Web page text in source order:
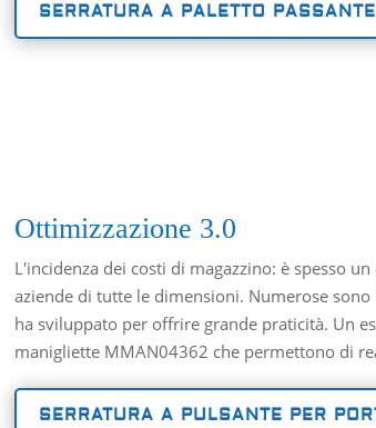
SERRATURA A PALETTO PASSANTE
Ottimizzazione 3.0
L'incidenza dei costi di magazzino: è spesso
aziende di tutte le dimensioni. Numerose
ha sviluppato per offrire grande praticità. Un
manigliette MMAN04362 che permettono di
SERRATURA A PULSANTE PER